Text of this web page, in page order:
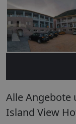
Alle
Island View